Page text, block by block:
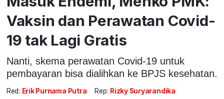
Vaksin dan Perawatan Covid-
19 tak Lagi Gratis
Nanti, skema perawatan Covid-19 untuk
pembayaran bisa dialihkan ke BPJS kesehatan.
Red: Erik Purnama Putra Rep: Rizky Suryarandika